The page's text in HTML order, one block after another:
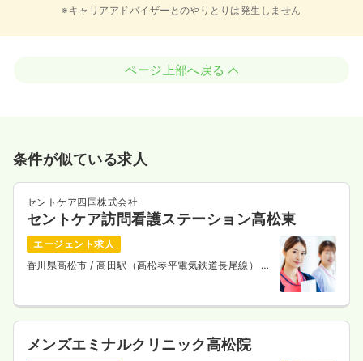
※キャリアアドバイザーとのやりとりは発生しません
ページ上部へ戻る
条件が似ている求人
セントケア四国株式会社
セントケア訪問看護ステーション高松東
エージェント求人
香川県高松市 / 高田駅（高松琴平電気鉄道長尾線） 徒
メンズエミナルクリニック高松院